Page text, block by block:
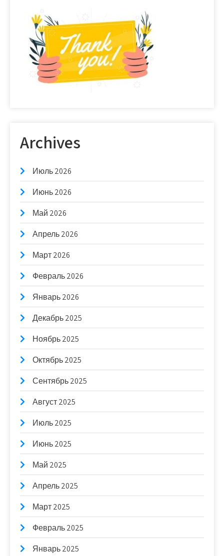
Archives
Июль 2026
Июнь 2026
Май 2026
Апрель 2026
Март 2026
Февраль 2026
Январь 2026
Декабрь 2025
Ноябрь 2025
Октябрь 2025
Сентябрь 2025
Август 2025
Июль 2025
Июнь 2025
Май 2025
Апрель 2025
Март 2025
Февраль 2025
Январь 2025